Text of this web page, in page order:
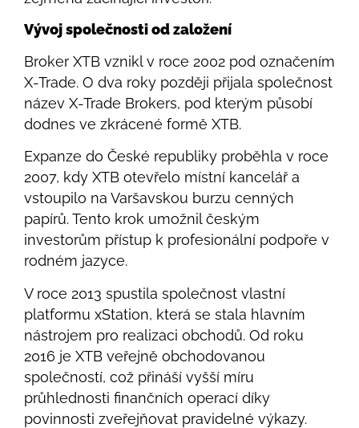
Vývoj společnosti od založení
Broker XTB vznikl v roce 2002 pod označením
X-Trade. O dva roky později přijala společnost
název X-Trade Brokers, pod kterým působí
dodnes ve zkrácené formě XTB.
Expanze do České republiky proběhla v roce
2007, kdy XTB otevřelo místní kancelář a
vstoupilo na Varšavskou burzu cenných
papírů. Tento krok umožnil českým
investorům přístup k profesionální podpoře v
rodném jazyce.
V roce 2013 spustila společnost vlastní
platformu xStation, která se stala hlavním
nástrojem pro realizaci obchodů. Od roku
2016 je XTB veřejně obchodovanou
společností, což přináší vyšší míru
průhlednosti finančních operací díky
povinnosti zveřejňovat pravidelné výkazy.